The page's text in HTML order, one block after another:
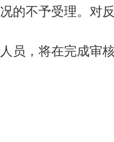
的不予受理。对
员，将在完成审